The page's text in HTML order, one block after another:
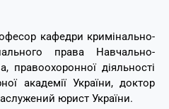
кафедри кримінально-
права Навчально-
правоохоронної діяльності
академії України, доктор
юрист України.